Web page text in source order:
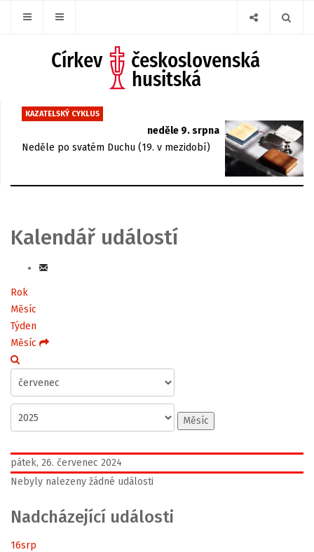
KAZATELSKÝ CYKLUS
neděle 9. srpna
Neděle po svatém Duchu (19. v mezidobí)
Kalendář událostí
Rok
Měsíc
Týden
Měsíc
Měsíc
pátek, 26. červenec 2024
Nebyly nalezeny žádné události
Nadcházející události
16srp